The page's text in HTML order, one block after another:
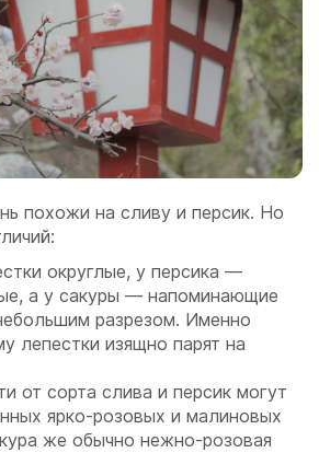
похожи на сливу и персик. Но
округлые, у персика —
а у сакуры — напоминающие
разрезом. Именно
лепестки изящно парят на
от сорта слива и персик могут
ярко-розовых и малиновых
же обычно нежно-розовая